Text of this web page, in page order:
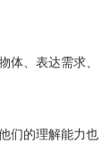
、表达需求、
们的理解能力也